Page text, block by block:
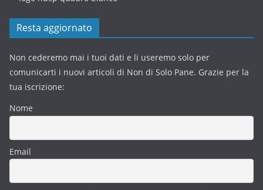
Resta aggiornato
Non cederemo mai i tuoi dati e li useremo solo per
comunicarti i nuovi articoli di Non di Solo Pane. Grazie per la
tua iscrizione:
Nome
Email